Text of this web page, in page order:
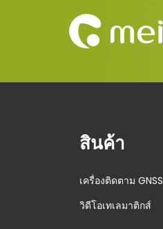
สินค้า
เครื่องติดตาม GNSS
วิดีโอเทเลมาติกส์